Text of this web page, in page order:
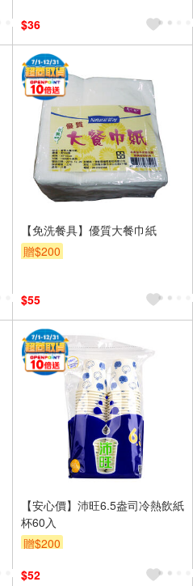
$36
【免洗餐具】優質大餐巾紙
贈$200
$55
【安心價】沛旺6.5盎司冷熱飲紙
杯60入
贈$200
$52